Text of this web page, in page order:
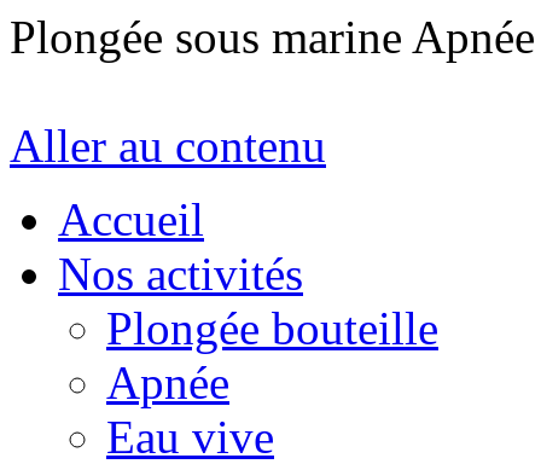
Plongée sous marine
Aller au contenu
Accueil
Nos activités
Plongée bouteille
Apnée
Eau vive